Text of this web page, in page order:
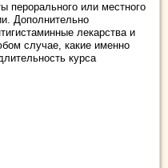
перорального или местного
Дополнительно
лекарства и
случае, какие именно
курса